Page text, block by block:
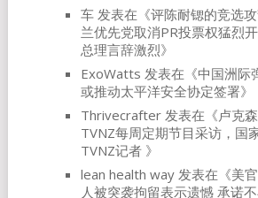
车发表在《评陈耐锶的竞选
兰优先党取消PR投票权猛烈
总理言辞激烈》
ExoWatts 发表在《中国洲际
或推动太平洋安全协定签署》
Thrivecrafter发表在《卢克
TVNZ每周定期节目采访，国
TVNZ记者 》
lean health way发表在《美
人被突袭拘留表示遗憾 承诺